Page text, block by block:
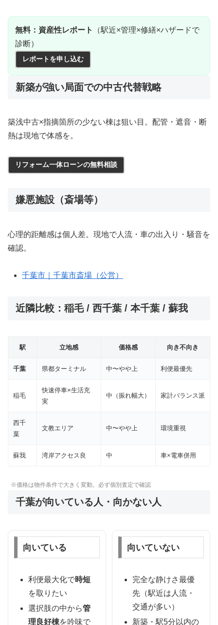
無料：資産性レポート
（駅近×管理×修繕×ハザードで
診断）
レポートを申し込む
新築が強い局面での中古代替戦略
築浅中古×指摘箇所の少ない棟は狙い目。配管・遮音・断
熱は現地で体感を。
リフォーム一体ローンの無料相談
嫌悪施設（斎場等）
心理的距離感は個人差。現地で人流・車の出入り・騒音を
確認。
千葉市｜千葉市斎場（公営）
近隣比較：稲毛 / 西千葉 / 本千葉 / 蘇我
駅 立地感 価格感 向き不向き
千葉 県都ターミナル 中〜やや上 利便最優先
稲毛
快速停車×生活充
実
中（振れ幅大） 家計バランス派
西千
葉
文教エリア 中〜やや上 環境重視
蘇我 湾岸アクセス良 中 車×電車併用
※価格は物件条件で大きく変動。必ず個別査定で確認
千葉が向いている人・向かない人
向いている
利便最大化で時短
を取りたい
選択肢の中から管
理良好棟を吟味で
向いていない
完全な静けさ最優
先（駅近は人流・
交通が多い）
新築・駅5分以内の